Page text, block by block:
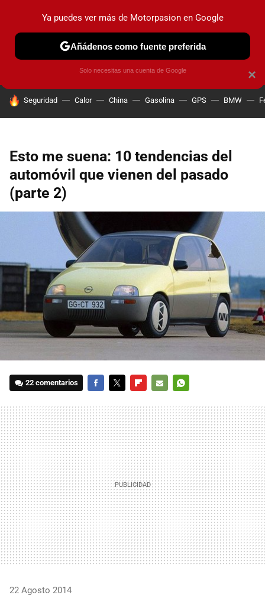
PRUEBAS COCHES ELÉCTRICOS OBSERVATORIO
HOY SE HABLA DE
Seguridad Calor China Gasolina GPS BMW
Esto me suena: 10 tendencias del
automóvil que vienen del pasado
(parte 2)
22 comentarios
MAIL
22 Agosto 2014
×
Ya puedes ver más de Motorpasion en Google
Añádenos como fuente preferida
Solo necesitas una cuenta de Google